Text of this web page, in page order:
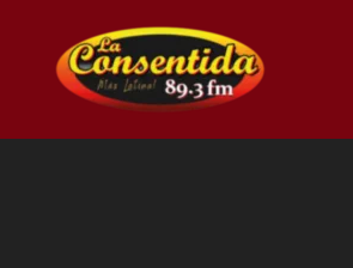
contenido